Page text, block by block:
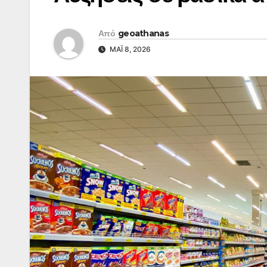
Από geoathanas
ΜΆΙ 8, 2026